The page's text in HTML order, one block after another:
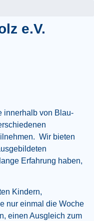
e.V.
innerhalb von Blau-
Wir bieten
Erfahrung haben,
Kindern,
nur einmal die Woche
einen Ausgleich zum